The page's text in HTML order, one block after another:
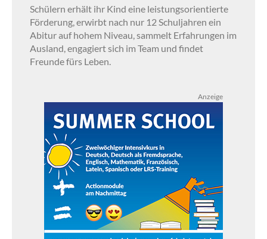
Schülern erhält ihr Kind eine leistungsorientierte
Förderung, erwirbt nach nur 12 Schuljahren ein
Abitur auf hohem Niveau, sammelt Erfahrungen im
Ausland, engagiert sich im Team und findet
Freunde fürs Leben.
Anzeige